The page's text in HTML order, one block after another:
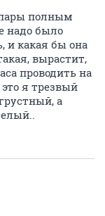
пары полным
надо было
и какая бы она
вырастит,
проводить на
я трезвый
а